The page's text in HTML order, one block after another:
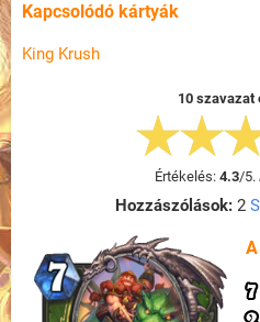
Kapcsolódó kártyák
King Krush
10 szavazat
Értékelés: 4.3/5.
Hozzászólások:2